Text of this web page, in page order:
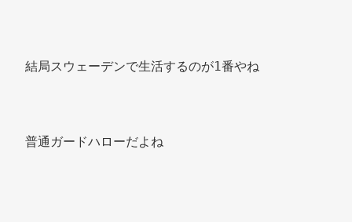
結局スウェーデンで生活するのが1番やね
普通ガードハローだよね